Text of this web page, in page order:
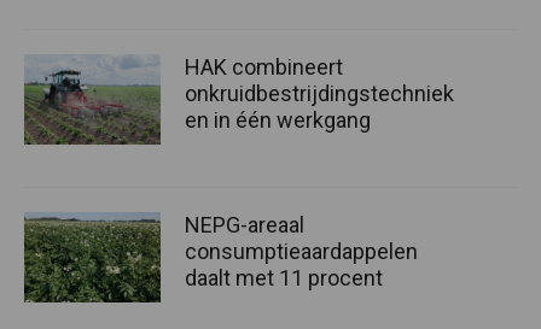
HAK combineert
onkruidbestrijdingstechniek
en in één werkgang
NEPG-areaal
consumptieaardappelen
daalt met 11 procent